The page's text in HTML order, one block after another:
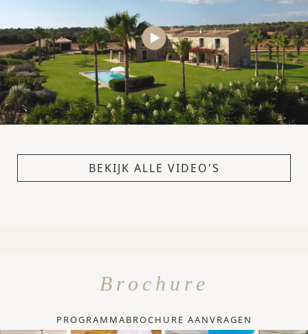
BEKIJK ALLE VIDEO'S
Brochure
PROGRAMMABROCHURE AANVRAGEN